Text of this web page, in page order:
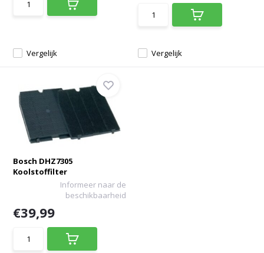
Vergelijk Vergelijk
Bosch DHZ7305
Koolstoffilter
Informeer naar de
beschikbaarheid
€39,99